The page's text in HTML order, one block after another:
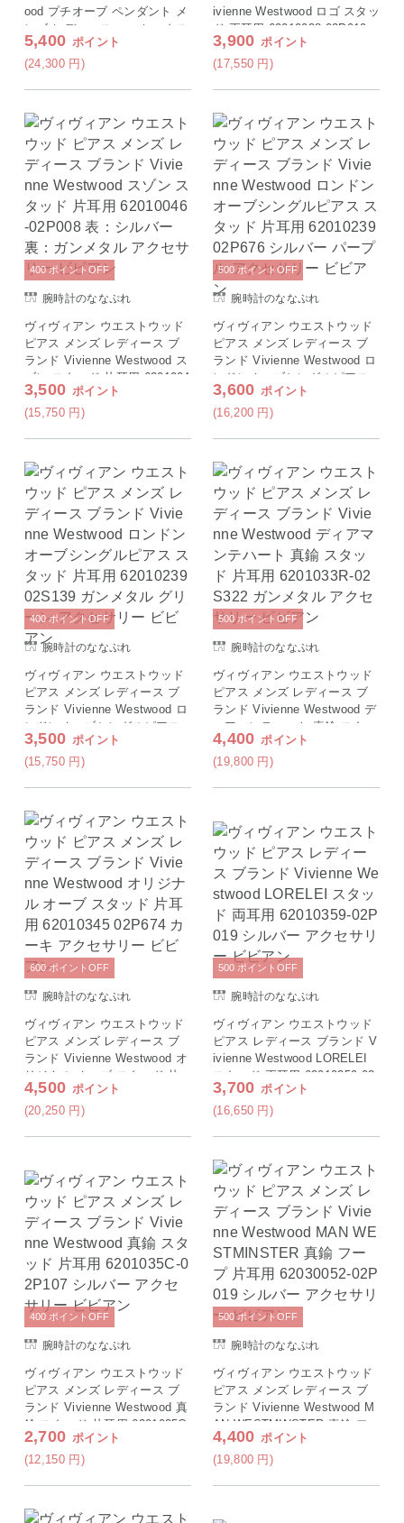
ood プチオーブ ペンダント メ
ンズ レディース ユニセックス
61020057-S001 ブラック アク
セサリー ギフト プレゼント
5,400 ポイント
(24,300 円)
ivienne Westwood ロゴ スタッ
ド 両耳用 62010038-02P019
シルバー アクセサリー ビビア
ン
3,900 ポイント
(17,550 円)
腕時計のななぷれ
ヴィヴィアン ウエストウッド
ピアス メンズ レディース ブ
ランド Vivienne Westwood ス
ゾン スタッド 片耳用 6201004
6-02P008 表：シルバー 裏：
ガンメタル アクセサリー ビビ
3,500 ポイント
(15,750 円)
400ポイント OFF
腕時計のななぷれ
ヴィヴィアン ウエストウッド
ピアス メンズ レディース ブ
ランド Vivienne Westwood ロ
ンドンオーブシングルピアス
スタッド 片耳用 62010239 02
P676 シルバー パープル アク
3,600 ポイント
(16,200 円)
500ポイント OFF
腕時計のななぷれ
ヴィヴィアン ウエストウッド
ピアス メンズ レディース ブ
ランド Vivienne Westwood ロ
ンドンオーブシングルピアス
スタッド 片耳用 62010239 02
S139 ガンメタル グリーン ア
3,500 ポイント
(15,750 円)
400ポイントOFF
腕時計のななぷれ
ヴィヴィアン ウエストウッド
ピアス メンズ レディース ブ
ランド Vivienne Westwood デ
ィアマンテハート 真鍮 スタッ
ド 片耳用 6201033R-02S322
ガンメタル アクセサリー ビビ
4,400 ポイント
(19,800 円)
500 ポイント OFF
腕時計のななぷれ
ヴィヴィアン ウエストウッド
ピアス メンズ レディース ブ
ランド Vivienne Westwood オ
リジナル オーブ スタッド 片
耳用 62010345 02P674 カーキ
アクセサリー ビビアン
4,500 ポイント
(20,250 円 )
600ポイント OFF
腕時計のななぷれ
ヴィヴィアン ウエストウッド
ピアス レディース ブランド V
ivienne Westwood LORELEI
スタッド 両耳用 62010359-02
P019 シルバー アクセサリー
ビビアン
3,700 ポイント
(16,650 円 )
500 ポイント OFF
腕時計のななぷれ
ヴィヴィアン ウエストウッド
ピアス メンズ レディース ブ
ランド Vivienne Westwood 真
鍮 スタッド 片耳用 6201035C-
02P107 シルバー アクセサリ
ー ビビアン
2,700 ポイント
(12,150 円 )
400 ポイント OFF
腕時計のななぷれ
ヴィヴィアン ウエストウッド
ピアス メンズ レディース ブ
ランド Vivienne Westwood M
AN WESTMINSTER 真鍮 フ
ープ 片耳用 62030052-02P019
シルバー アクセサリー ビビア
4,400 ポイント
(19,800 円 )
500ポイント OFF